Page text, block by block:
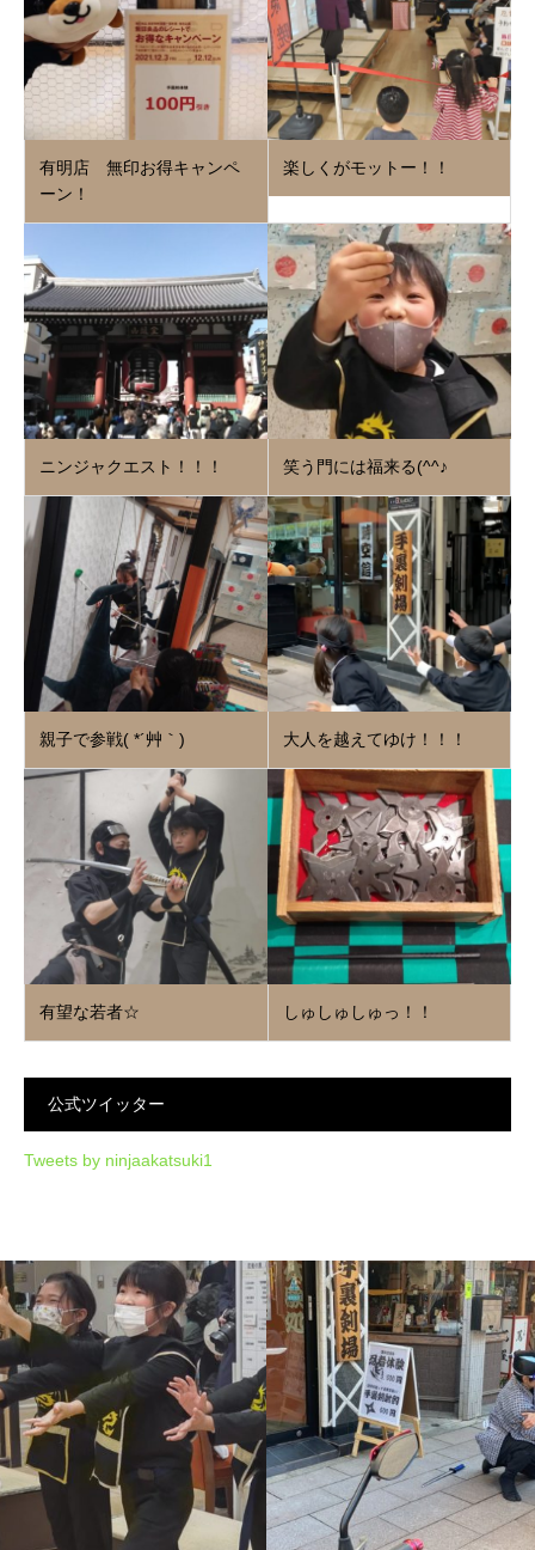
有明店 無印お得キャンペ
ーン！
楽しくがモットー！！
ニンジャクエスト！！！ 笑う門には福来る(^^♪
親子で参戦( *´艸｀) 大人を越えてゆけ！！！
有望な若者☆ しゅしゅしゅっ！！
公式ツイッター
Tweets by ninjaakatsuki1